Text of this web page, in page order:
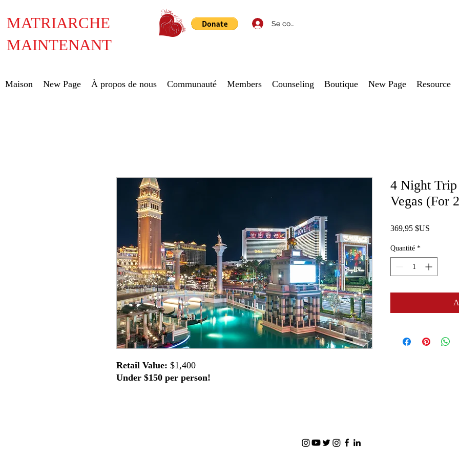
MATRIARCHE
MAINTENANT
Se connecter
Maison New Page À propos de nous Communauté Members Counseling Boutique New Page Resource
Retail Value: $1,400
Under $150 per person!
4 Night
Vegas (For
369,95 $US
Quantité *